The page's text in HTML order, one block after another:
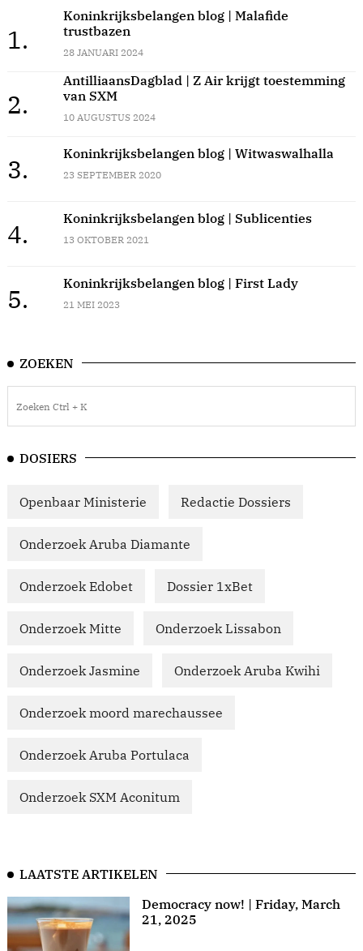
1.
Koninkrijksbelangen blog | Malafide
trustbazen
28 JANUARI 2024
2.
AntilliaansDagblad | Z Air krijgt toestemming
van SXM
10 AUGUSTUS 2024
3.
Koninkrijksbelangen blog | Witwaswalhalla
23 SEPTEMBER 2020
4.
Koninkrijksbelangen blog | Sublicenties
13 OKTOBER 2021
5.
Koninkrijksbelangen blog | First Lady
21 MEI 2023
ZOEKEN
DOSIERS
Openbaar Ministerie Redactie Dossiers
Onderzoek Aruba Diamante
Onderzoek Edobet Dossier 1xBet
Onderzoek Mitte Onderzoek Lissabon
Onderzoek Jasmine Onderzoek Aruba Kwihi
Onderzoek moord marechaussee
Onderzoek Aruba Portulaca
Onderzoek SXM Aconitum
LAATSTE ARTIKELEN
Democracy now! | Friday, March
21, 2025